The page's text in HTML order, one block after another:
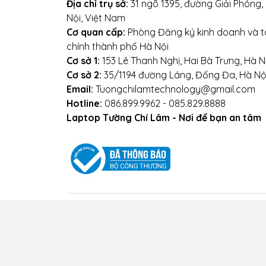
Địa chỉ trụ sở: 31 ngõ 1395, đường Giải
Nội, Việt Nam
Cơ quan cấp: Phòng Đăng ký kinh doanh và
chính thành phố Hà Nội
Cơ sở 1: 153 Lê Thanh Nghị, Hai Bà Trưng, Hà
Cơ sở 2: 35/1194 đường Láng, Đống Đa, Hà
Email: Tuongchilamtechnology@gmail.com
Hotline: 086.899.9962 - 085.829.8888
Laptop Tường Chí Lâm - Nơi để bạn an tâm